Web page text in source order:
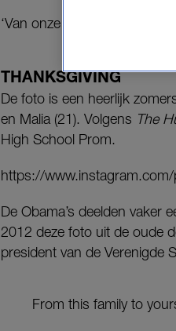
‘Van onze familie naar die
THANKSGIVING
De foto is een heerlijk
en Malia (21). Volgens The
High School Prom.
https://
De Obama’s deelden vaker
2012 deze foto uit de oude
president van de Verenigde
From this family to